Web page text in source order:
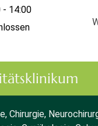
- 14:00
Chirurgie,